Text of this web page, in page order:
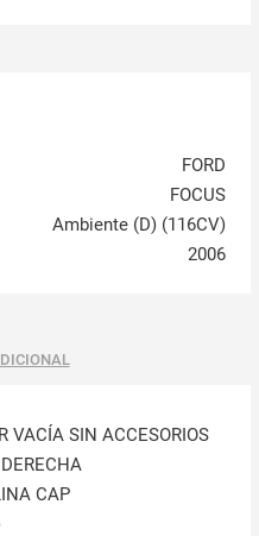
FORD
FOCUS
Ambiente (D) (116CV)
2006
VACÍA SIN ACCESORIOS
CAP